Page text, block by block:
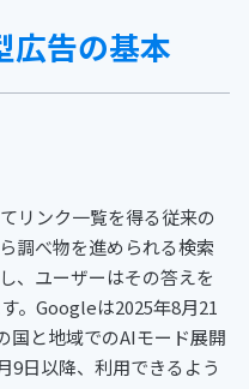
広告の基本
リンク一覧を得る従来の
調べ物を進められる検索
、ユーザーはその答えを
。Googleは2025年8月21
国と地域でのAIモード展開
9日以降、利用できるよう